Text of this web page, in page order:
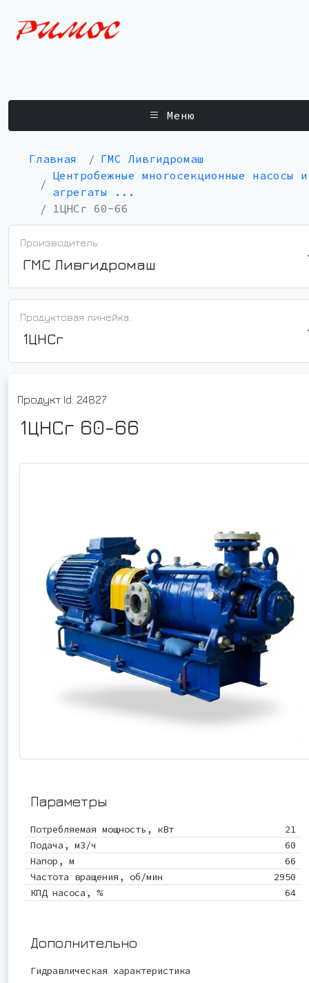
Меню
Главная
ГМС Ливгидромаш
Центробежные многосекционные насосы и
агрегаты ...
1ЦНСг 60-66
Производитель:
ГМС Ливгидромаш
Продуктовая линейка:
1ЦНСг
Продукт Id: 24827
1ЦНСг 60-66
Параметры
Потребляемая мощность, кВт
21
Подача, м3/ч
60
Напор, м
66
Частота вращения, об/мин
2950
КПД насоса, %
64
Дополнительно
Гидравлическая характеристика